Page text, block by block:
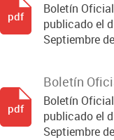
Boletín
publicado el
Septiembre
pdf
Boletín
Boletín
publicado el
Septiembre
pdf